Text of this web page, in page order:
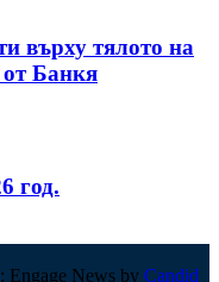
върху тялото на
Банкя
год.
Engage News by Candid